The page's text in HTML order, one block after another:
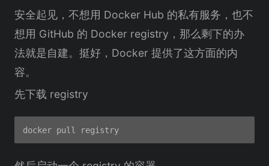
安全起见，不想用 Docker Hub 的私有服务，也不
想用 GitHub 的 Docker registry，那么剩下的办
法就是自建。挺好，Docker 提供了这方面的内
容。
先下载 registry